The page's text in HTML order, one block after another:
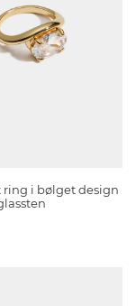
ring i bølget design